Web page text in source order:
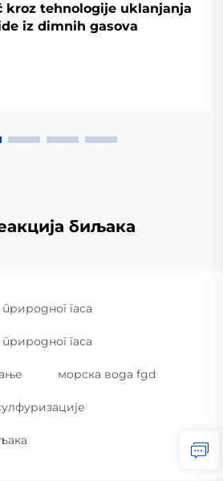
kroz tehnologije uklanjanja
iz dimnih gasova
биљака
гаса
гаса
морска вода fgd